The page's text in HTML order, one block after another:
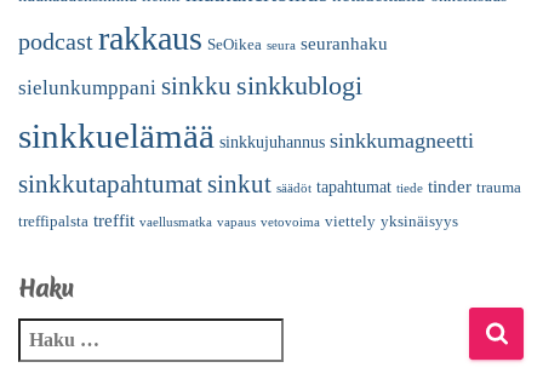
podcast rakkaus SeOikea seura seuranhaku
sielunkumppani sinkku sinkkublogi
sinkkuelämää sinkkujuhannus sinkkumagneetti
sinkkutapahtumatsinkut säädöt tapahtumat tiede tinder trauma
treffipalsta treffit vaellusmatka vapaus vetovoima viettely yksinäisyys
Haku